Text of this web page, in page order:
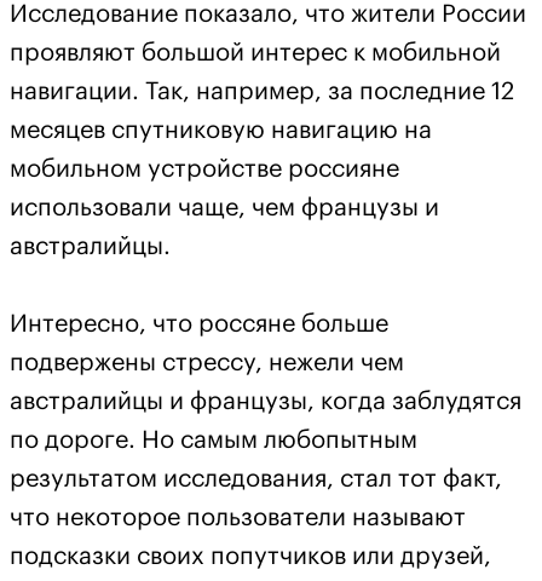
Исследование показало, что жители России
проявляют большой интерес к мобильной
навигации. Так, например, за последние 12
месяцев спутниковую навигацию на
мобильном устройстве россияне
использовали чаще, чем французы и
австралийцы.
Интересно, что россяне больше
подвержены стрессу, нежели чем
австралийцы и французы, когда заблудятся
по дороге. Но самым любопытным
результатом исследования, стал тот факт,
что некоторое пользователи называют
подсказки своих попутчиков или друзей,